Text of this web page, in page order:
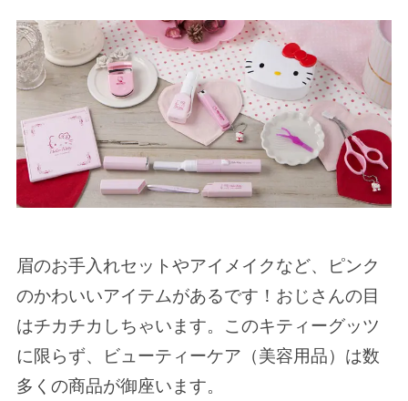
眉のお手入れセットやアイメイクなど、ピンク
のかわいいアイテムがあるです！おじさんの目
はチカチカしちゃいます。このキティーグッツ
に限らず、ビューティーケア（美容用品）は数
多くの商品が御座います。